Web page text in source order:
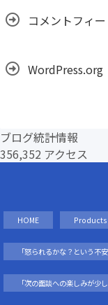
コメントフィー
WordPress.org
ブログ統計情報
356,352 アクセス
HOME Products
「怒られるかな？という
「次の面談への楽しみが